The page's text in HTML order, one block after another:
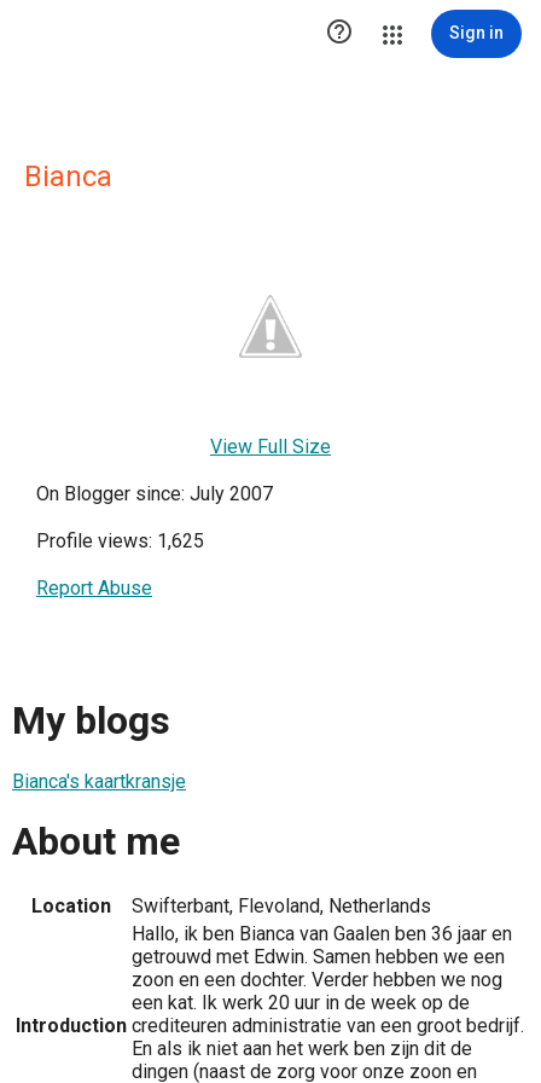
 Sign in
Bianca
View Full Size
On Blogger since: July 2007
Profile views: 1,625
Report Abuse
My blogs
Bianca's kaartkransje
About me
Location Swifterbant, Flevoland, Netherlands
Introduction
Hallo, ik ben Bianca van Gaalen ben 36 jaar en
getrouwd met Edwin. Samen hebben we een
zoon en een dochter. Verder hebben we nog
een kat. Ik werk 20 uur in de week op de
crediteuren administratie van een groot bedrijf.
En als ik niet aan het werk ben zijn dit de
dingen (naast de zorg voor onze zoon en